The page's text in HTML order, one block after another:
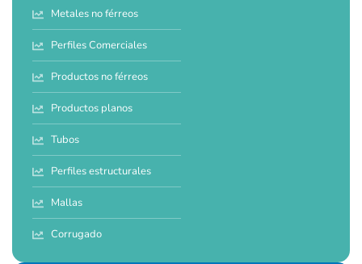
Metales no férreos
Perfiles Comerciales
Productos no férreos
Productos planos
Tubos
Perfiles estructurales
Mallas
Corrugado